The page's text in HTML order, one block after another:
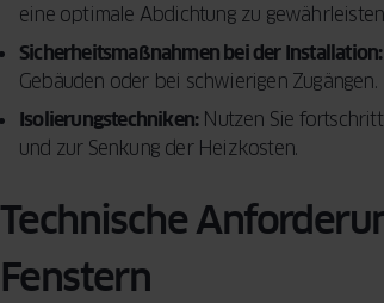
eine optimale Abdichtung zu
Sicherheitsmaßnahmen bei der Installation:
Gebäuden oder bei schwierigen Zugängen.
Isolierungstechniken:Nutzen Sie
und zur Senkung der Heizkosten.
Technische
Fenstern